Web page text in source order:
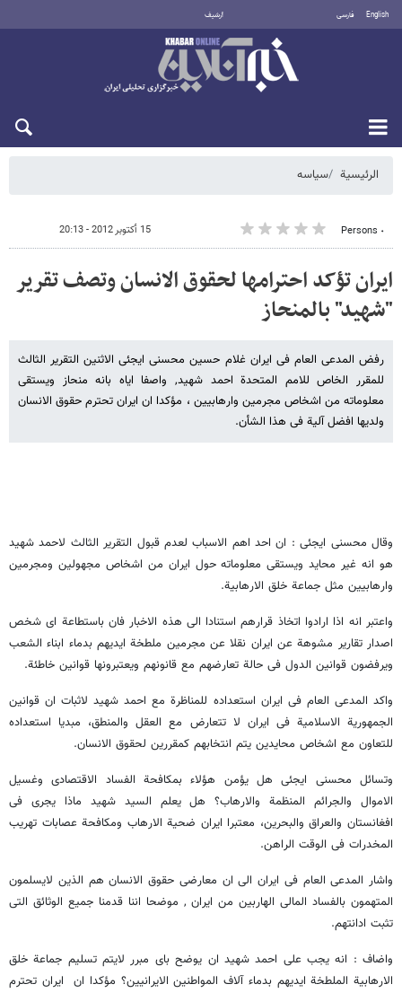
English فارسی أرشيف
الرئيسية سیاسه
٠ Persons 15 أكتوبر 2012 - 20:13
ایران تؤکد احترامها لحقوق الانسان وتصف تقریر
"شهید" بالمنحاز
رفض المدعی العام فی ایران غلام حسین محسنی ایجئی الاثنین التقریر الثالث
للمقرر الخاص للامم المتحدة احمد شهید, واصفا ایاه بانه منحاز ویستقی
معلوماته من اشخاص مجرمین وارهابیین ، مؤکدا ان ایران تحترم حقوق الانسان
ولدیها افضل آلیة فی هذا الشأن.
وقال محسنی ایجئی : ان احد اهم الاسباب لعدم قبول التقریر الثالث لاحمد شهید
هو انه غیر محاید ویستقی معلوماته حول ایران من اشخاص مجهولین ومجرمین
وارهابیین مثل جماعة خلق الارهابیة.
واعتبر انه اذا ارادوا اتخاذ قرارهم استنادا الى هذه الاخبار فان باستطاعة ای شخص
اصدار تقاریر مشوهة عن ایران نقلا عن مجرمین ملطخة ایدیهم بدماء ابناء الشعب
ویرفضون قوانین الدول فی حالة تعارضهم مع قانونهم ویعتبرونها قوانین خاطئة.
واکد المدعی العام فی ایران استعداده للمناظرة مع احمد شهید لاثبات ان قوانین
الجمهوریة الاسلامیة فی ایران لا تتعارض مع العقل والمنطق، مبدیا استعداده
للتعاون مع اشخاص محایدین یتم انتخابهم کمقررین لحقوق الانسان.
وتسائل محسنی ایجئی هل یؤمن هؤلاء بمکافحة الفساد الاقتصادی وغسیل
الاموال والجرائم المنظمة والارهاب؟ هل یعلم السید شهید ماذا یجری فی
افغانستان والعراق والبحرین، معتبرا ایران ضحیة الارهاب ومکافحة عصابات تهریب
المخدرات فی الوقت الراهن.
واشار المدعی العام فی ایران الى ان معارضی حقوق الانسان هم الذین لایسلمون
المتهمون بالفساد المالی الهاربین من ایران , موضحا اننا قدمنا جمیع الوثائق التی
تثبت ادانتهم.
واضاف : انه یجب على احمد شهید ان یوضح بای مبرر لایتم تسلیم جماعة خلق
الارهابیة الملطخة ایدیهم بدماء آلاف المواطنین الایرانیین؟ مؤکدا ان ایران تحترم